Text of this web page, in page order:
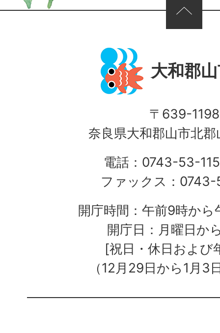
大和郡
〒639-1198
奈良県大和郡山市北
電話：0743-53-
ファックス：
開庁時間：午前9時か
開庁日：月曜日か
[祝日・休日および
（12月29日から1月3